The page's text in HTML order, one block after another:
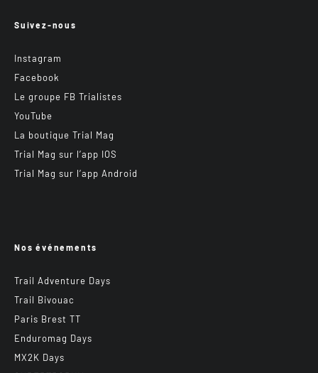
Suivez-nous
Instagram
Facebook
Le groupe FB Trialistes
YouTube
La boutique Trial Mag
Trial Mag sur l’app IOS
Trial Mag sur l’app Android
Nos événements
Trail Adventure Days
Trail Bivouac
Paris Brest TT
Enduromag Days
MX2K Days